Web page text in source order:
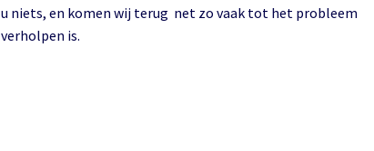
u niets, en komen wij terug net zo vaak tot het probleem
verholpen is.